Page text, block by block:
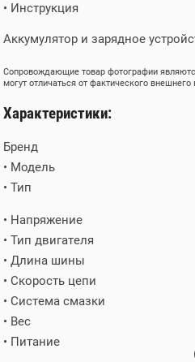
• Инструкция
Аккумулятор и зарядное
Сопровождающие товар фотографии
могут отличаться от фактического внешнего
Характеристики:
Бренд
• Модель
• Тип
• Напряжение
• Тип двигателя
• Длина шины
• Скорость цепи
• Система смазки
• Вес
• Питание